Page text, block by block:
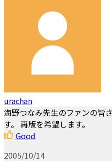
urachan
海野つなみ先生のファンの皆
す。 再版を希望します。
Good
2005/10/14